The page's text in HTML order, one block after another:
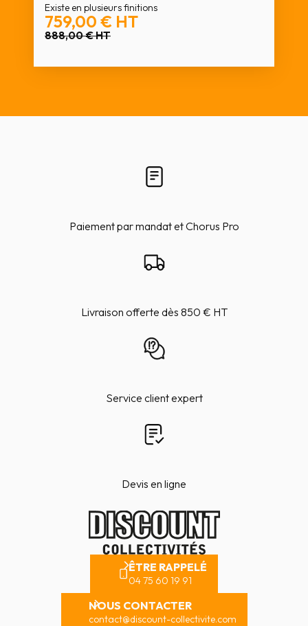
Existe en plusieurs finitions
759,00 € HT
888,00 €HT
Paiement par mandat et Chorus Pro
Livraison offerte dès 850 € HT
Service client expert
Devis en ligne
ÊTRE RAPPELÉ
04 75 60 19 91
NOUS CONTACTER
contact@discount-collectivite.com